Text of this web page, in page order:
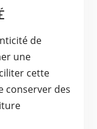
de
une
cette
conserver des